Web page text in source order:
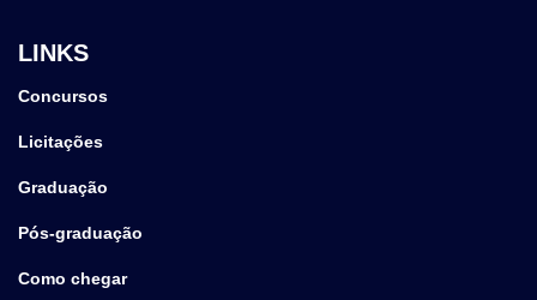
LINKS
Concursos
Licitações
Graduação
Pós-graduação
Como chegar